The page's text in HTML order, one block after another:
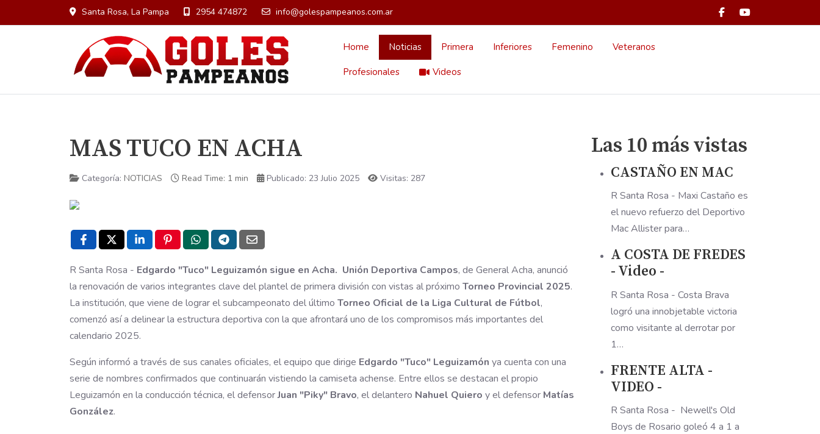
Santa Rosa, La Pampa 2954 474872 info@golespampeanos.com.ar
Home Noticias Primera Inferiores Femenino Veteranos
Profesionales Videos
MAS TUCO EN ACHA
Categoría: NOTICIAS Read Time: 1 min Publicado: 23 Julio 2025 Visitas: 287
R Santa Rosa - Edgardo "Tuco" Leguizamón sigue en Acha. Unión Deportiva Campos, de General Acha, anunció
la renovación de varios integrantes clave del plantel de primera división con vistas al próximo Torneo Provincial 2025.
La institución, que viene de lograr el subcampeonato del último Torneo Oficial de la Liga Cultural de Fútbol,
comenzó así a delinear la estructura deportiva con la que afrontará uno de los compromisos más importantes del
calendario 2025.
Según informó a través de sus canales oficiales, el equipo que dirige Edgardo "Tuco" Leguizamón ya cuenta con una
serie de nombres confirmados que continuarán vistiendo la camiseta achense. Entre ellos se destacan el propio
Leguizamón en la conducción técnica, el defensorJuan "Piky" Bravo, el delantero Nahuel Quiero y el defensor Matías
González.
Las 10 más vistas
CASTAÑO EN MAC
R Santa Rosa - Maxi Castaño es
el nuevo refuerzo del Deportivo
Mac Allister para…
A COSTA DE FREDES
- Video -
R Santa Rosa - Costa Brava
logró una innobjetable victoria
como visitante al derrotar por
1…
FRENTE ALTA -
VIDEO -
R Santa Rosa - Newell's Old
Boys de Rosario goleó 4 a 1 a